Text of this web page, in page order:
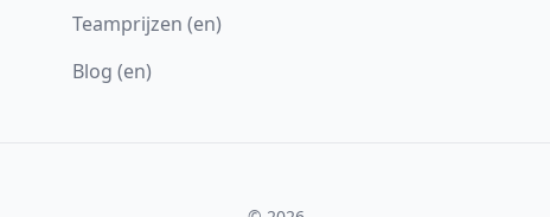
Teamprijzen (en)
Blog (en)